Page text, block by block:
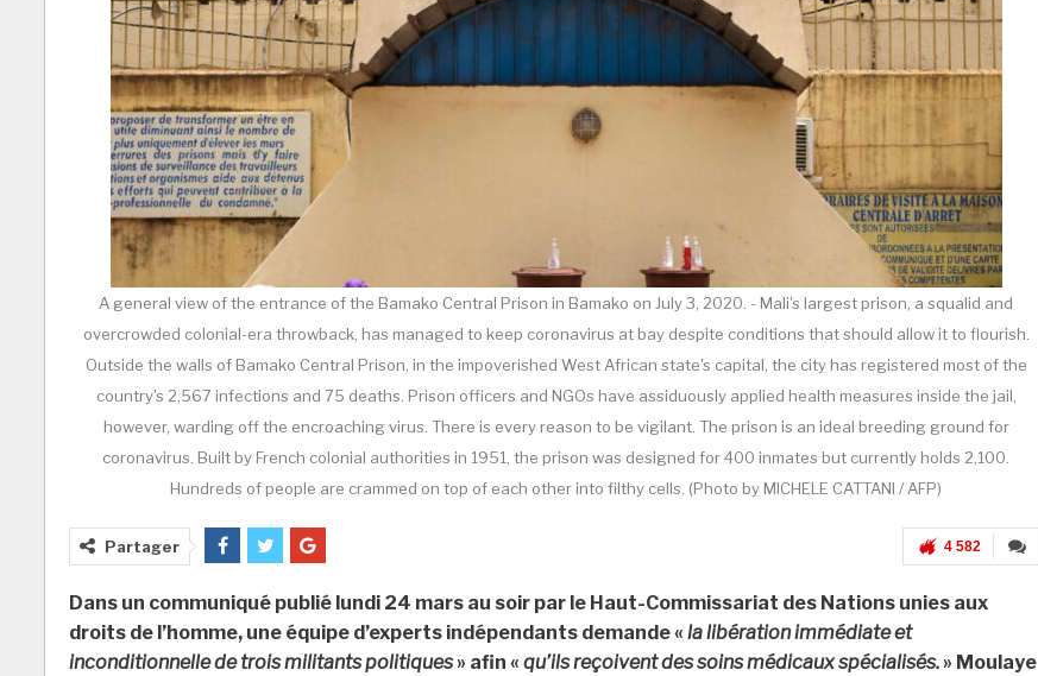
A general view of the entrance of the Bamako Central Prison in Bamako on July 3, 2020. - Mali's largest prison, a squalid and
overcrowded colonial-era throwback, has managed to keep coronavirus at bay despite conditions that should allow it to flourish.
Outside the walls of Bamako Central Prison, in the impoverished West African state's capital, the city has registered most of the
country's 2,567 infections and 75 deaths. Prison officers and NGOs have assiduously applied health measures inside the jail,
however, warding off the encroaching virus. There is every reason to be vigilant. The prison is an ideal breeding ground for
coronavirus. Built by French colonial authorities in 1951, the prison was designed for 400 inmates but currently holds 2,100.
Hundreds of people are crammed on top of each other into filthy cells. (Photo by MICHELE CATTANI / AFP)
4 582
Partager
Dans un communiqué publié lundi 24 mars au soir par le Haut-Commissariat des Nations unies aux
droits de l’homme, une équipe d’experts indépendants demande « la libération immédiate et
inconditionnelle de trois militants politiques» afin « qu’ils reçoivent des soins médicaux spécialisés. » Moulaye